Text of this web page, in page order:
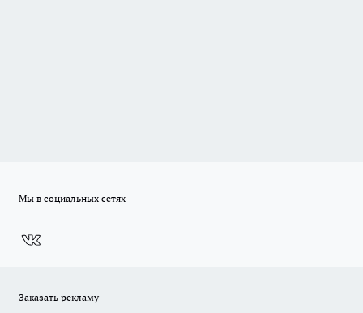
Мы в социальных сетях
Заказать рекламу